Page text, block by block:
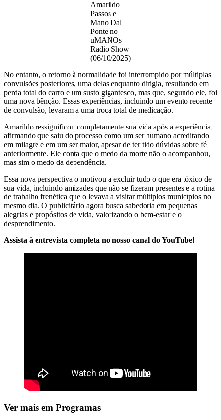
Amarildo
Passos e
Mano Dal
Ponte no
uMANOs
Radio Show
(06/10/2025)
No entanto, o retorno à normalidade foi interrompido por múltiplas
convulsões posteriores, uma delas enquanto dirigia, resultando em
perda total do carro e um susto gigantesco, mas que, segundo ele, foi
uma nova bênção. Essas experiências, incluindo um evento recente
de convulsão, levaram a uma troca total de medicação.
Amarildo ressignificou completamente sua vida após a experiência,
afirmando que saiu do processo como um ser humano acreditando
em milagre e em um ser maior, apesar de ter tido dúvidas sobre fé
anteriormente. Ele conta que o medo da morte não o acompanhou,
mas sim o medo da dependência.
Essa nova perspectiva o motivou a excluir tudo o que era tóxico de
sua vida, incluindo amizades que não se fizeram presentes e a rotina
de trabalho frenética que o levava a visitar múltiplos municípios no
mesmo dia. O publicitário agora busca sabedoria em pequenas
alegrias e propósitos de vida, valorizando o bem-estar e o
desprendimento.
Assista à entrevista completa no nosso canal do YouTube!
Ver mais em Programas